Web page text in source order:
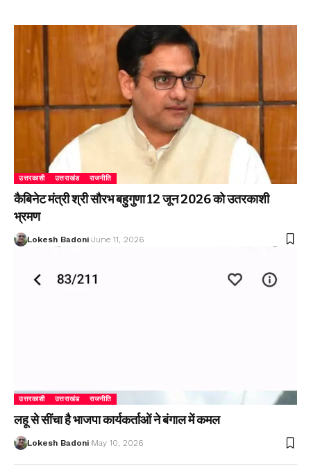
उत्तरकाशी उत्तराखंड राजनीति
कैबिनेट मंत्री श्री सौरभ बहुगुणा 12 जून 2026 को उतरकाशी
भ्रमण
Lokesh Badoni June 11, 2026
उत्तरकाशी उत्तराखंड राजनीति
लहू से सींचा है भाजपा कार्यकर्ताओं ने बंगाल में कमल
Lokesh Badoni May 10, 2026